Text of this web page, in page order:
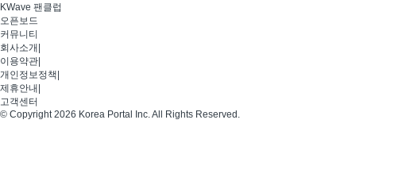
KWave 팬클럽
오픈보드
커뮤니티
회사소개
이용약관
개인정보정책
제휴안내
고객센터
© Copyright 2026 Korea Portal Inc. All Rights Reserved.